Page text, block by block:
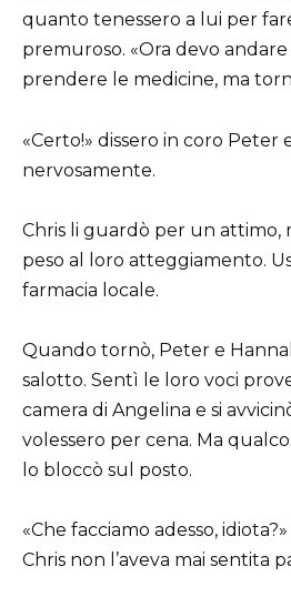
quanto tenessero a lui per
premuroso. «Ora devo andare
prendere le medicine, ma
«Certo!» dissero in coro Peter
nervosamente.
Chris li guardò per un attimo,
peso al loro atteggiamento.
farmacia locale.
Quando tornò, Peter e
salotto. Sentì le loro voci
camera di Angelina e si
volessero per cena. Ma
lo bloccò sul posto.
«Che facciamo adesso,
Chris non l’aveva mai sentita